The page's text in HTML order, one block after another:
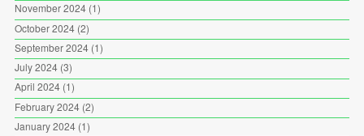
November 2024(1)
October 2024(2)
September 2024(1)
July 2024(3)
April 2024(1)
February 2024(2)
January 2024(1)